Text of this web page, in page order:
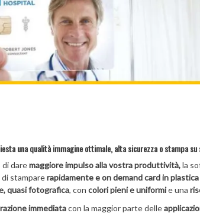
una qualità immagine ottimale, alta sicurezza o stampa
di daremaggiore impulso alla vostra produttività,la
stamparerapidamente e on demand card in
quasi fotografica, con colori pieni e uniformie una
immediatacon la maggior parte delle